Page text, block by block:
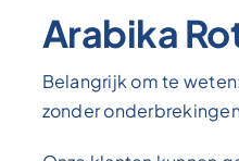
Arabika
Belangrijk om te
zonder